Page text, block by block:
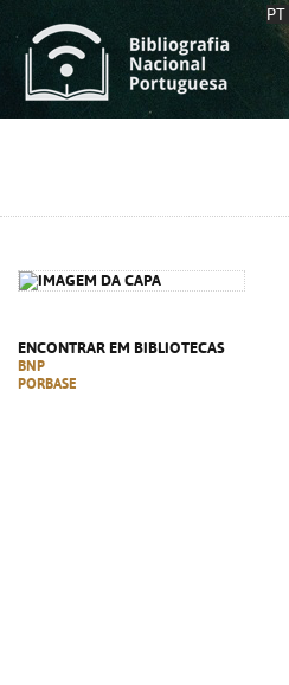
PT
ENCONTRAR EM BIBLIOTECAS
BNP
PORBASE